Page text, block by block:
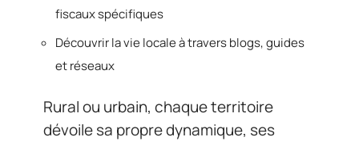
fiscaux spécifiques
Découvrir la vie locale à travers blogs, guides
et réseaux
Rural ou urbain, chaque territoire
dévoile sa propre dynamique, ses